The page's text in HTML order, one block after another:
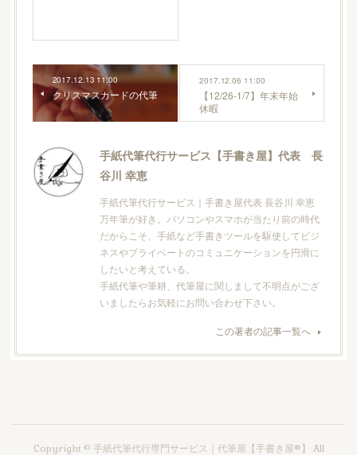
2017.12.13 11:00
クリスマスカードの代筆
2017.12.06 11:00
【12/26-1/7】年末年始
休暇
手紙代筆代行サービス【手書き屋】代表 長
谷川 幸恵
手紙代筆代行サービス｜手書き屋代表 長谷川 幸恵
万年筆が好き。パソコンやスマホが当たり前の時代
だからこそ、手紙など手書きツールを駆使してビジ
ネスやプライベートのコミュニケーションを円滑に
したいと考えている。
手紙代筆や筆耕、代筆屋に関しまして不明点がござ
いましたらお気軽にお問い合わせ下さい。
この著者の記事一覧へ
Copyright © 手紙代筆代行専門サービス｜代筆屋【手書き屋®】 All